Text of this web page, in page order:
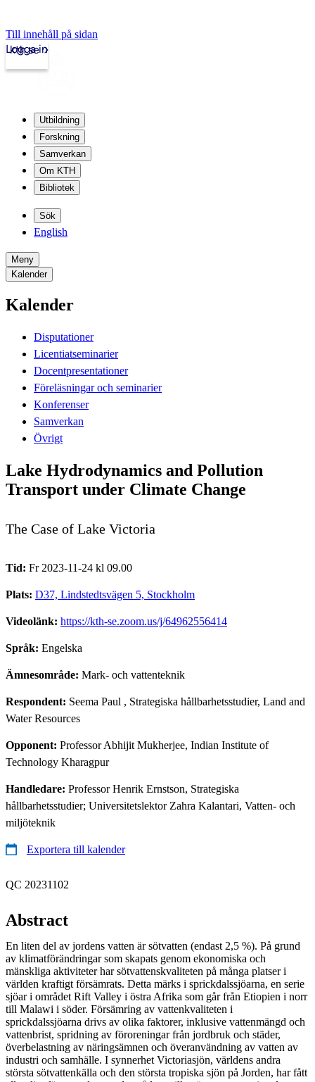
Till innehåll på sidan
kth.se
Logga in
Utbildning
Forskning
Samverkan
Om KTH
Bibliotek
Sök
English
Meny
Kalender
Kalender
Disputationer
Licentiatseminarier
Docentpresentationer
Föreläsningar och seminarier
Konferenser
Samverkan
Övrigt
Lake Hydrodynamics and Pollution
Transport under Climate Change
The Case of Lake Victoria
Tid: Fr 2023-11-24 kl 09.00
Plats: D37, Lindstedtsvägen 5, Stockholm
Videolänk: https://kth-se.zoom.us/j/64962556414
Språk: Engelska
Ämnesområde: Mark- och vattenteknik
Respondent: Seema Paul , Strategiska hållbarhetsstudier, Land and
Water Resources
Opponent: Professor Abhijit Mukherjee, Indian Institute of
Technology Kharagpur
Handledare: Professor Henrik Ernstson, Strategiska
hållbarhetsstudier; Universitetslektor Zahra Kalantari, Vatten- och
miljöteknik
Exportera till kalender
QC 20231102
Abstract
En liten del av jordens vatten är sötvatten (endast 2,5 %). På grund
av klimatförändringar som skapats genom ekonomiska och
mänskliga aktiviteter har sötvattenskvaliteten på många platser i
världen kraftigt försämrats. Detta märks i sprickdalssjöarna, en serie
sjöar i området Rift Valley i östra Afrika som går från Etiopien i norr
till Malawi i söder. Försämring av vattenkvaliteten i
sprickdalssjöarna drivs av olika faktorer, inklusive vattenmängd och
vattenbrist, spridning av föroreningar från jordbruk och städer,
överbelastning av näringsämnen och överanvändning av vatten av
industri och samhälle. I synnerhet Victoriasjön, världens andra
största sötvattenkälla och den största tropiska sjön på Jorden, har fått